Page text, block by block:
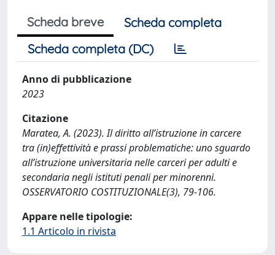
Scheda breve
Scheda completa
Scheda completa (DC)
Anno di pubblicazione
2023
Citazione
Maratea, A. (2023). Il diritto all’istruzione in carcere
tra (in)effettività e prassi problematiche: uno sguardo
all’istruzione universitaria nelle carceri per adulti e
secondaria negli istituti penali per minorenni.
OSSERVATORIO COSTITUZIONALE(3), 79-106.
Appare nelle tipologie:
1.1 Articolo in rivista